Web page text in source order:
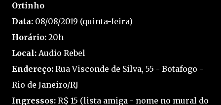
Ortinho
Data: 08/08/2019 (quinta-feira)
Horário: 20h
Local: Audio Rebel
Endereço: Rua Visconde de Silva, 55 - Botafogo -
Rio de Janeiro/RJ
Ingressos: R$ 15 (lista amiga - nome no mural do